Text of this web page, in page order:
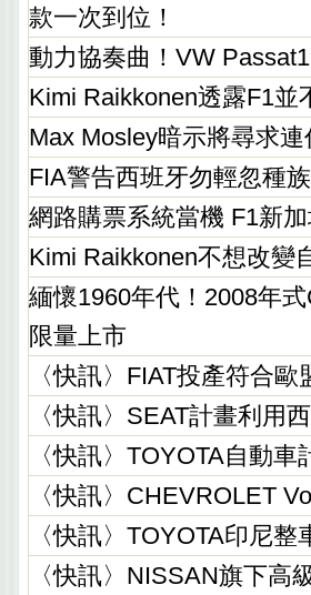
款一次到位！
動力協奏曲！VW
Kimi Raikkonen透露F1並
Max Mosley暗示將尋求連
FIA警告西班牙勿輕忽種
網路購票系統當機 F1新
Kimi Raikkonen不想改變
緬懷1960年代！2008年
限量上市
〈快訊〉FIAT投產符合
〈快訊〉SEAT計畫利用
〈快訊〉TOYOTA自動
〈快訊〉CHEVROLET
〈快訊〉TOYOTA印尼
〈快訊〉NISSAN旗下高